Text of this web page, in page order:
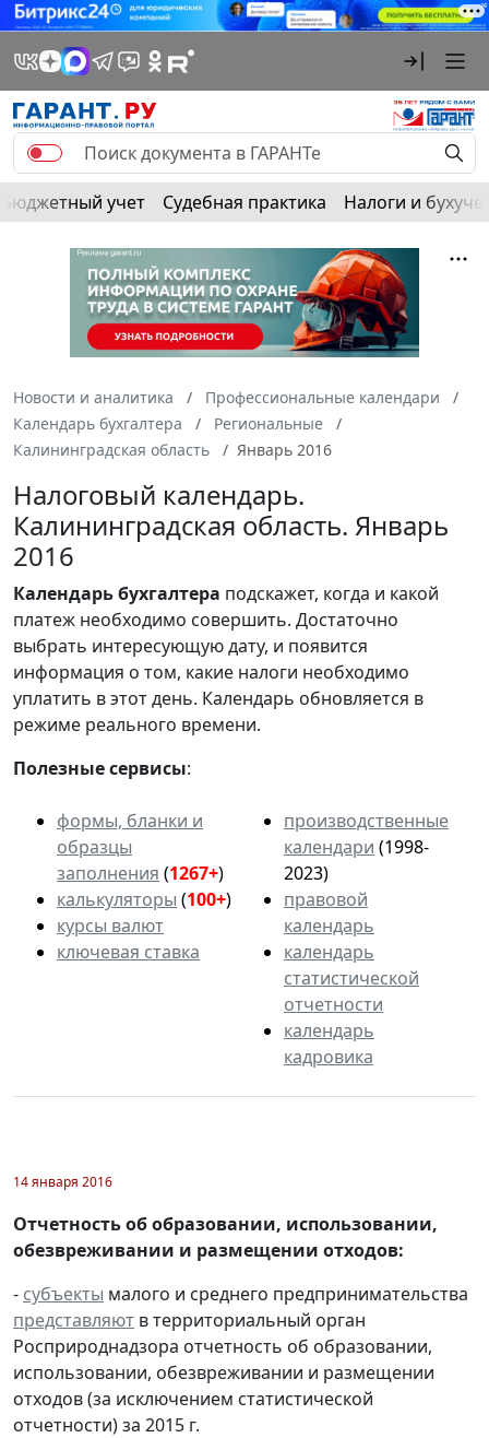
Бюджетный учет Судебная практика Налоги и
Новости и аналитика
Профессиональные календари
Календарь бухгалтера
Региональные
Калининградская область
Январь 2016
Налоговый календарь.
Калининградская область. Январь
2016
Календарьбухгалтера подскажет, когда и какой
платеж необходимо совершить. Достаточно
выбрать интересующую дату, и появится
информация о том, какие налоги необходимо
уплатить в этот день. Календарь обновляется в
режиме реального времени.
Полезные сервисы:
формы, бланки и
образцы
заполнения (1267+)
калькуляторы (100+)
курсы валют
ключевая ставка
производственные
календари (1998-
2023)
правовой
календарь
календарь
статистической
отчетности
календарь
кадровика
14 января 2016
Отчетность об образовании, использовании,
обезвреживании и размещении отходов:
- субъекты малого и среднего предпринимательства
представляют в территориальный орган
Росприроднадзора отчетность об образовании,
использовании, обезвреживании и размещении
отходов (за исключением статистической
отчетности) за 2015 г.